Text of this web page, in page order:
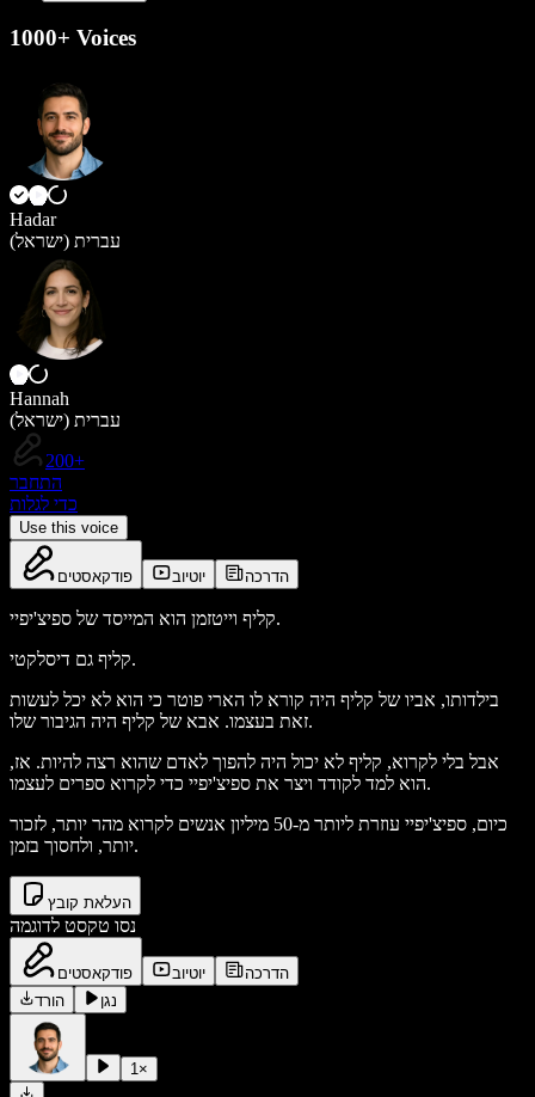
1000+ Voices
Hadar
עברית (ישראל)
Hannah
עברית (ישראל)
200+
התחבר
כדי לגלות
Use this voice
פודקאסטים יוטיוב הדרכה
קליף וייטזמן הוא המייסד של ספיצ'יפיי.
קליף גם דיסלקטי.
בילדותו, אביו של קליף היה קורא לו הארי פוטר כי הוא לא יכל לעשות
זאת בעצמו. אבא של קליף היה הגיבור שלו.
אבל בלי לקרוא, קליף לא יכול היה להפוך לאדם שהוא רצה להיות. אז,
הוא למד לקודד ויצר את ספיצ'יפיי כדי לקרוא ספרים לעצמו.
כיום, ספיצ'יפיי עוזרת ליותר מ-50 מיליון אנשים לקרוא מהר יותר, לזכור
יותר, ולחסוך בזמן.
העלאת קובץ
נסו טקסט לדוגמה
פודקאסטים יוטיוב
הדרכה
הורד
נגן
1 ×